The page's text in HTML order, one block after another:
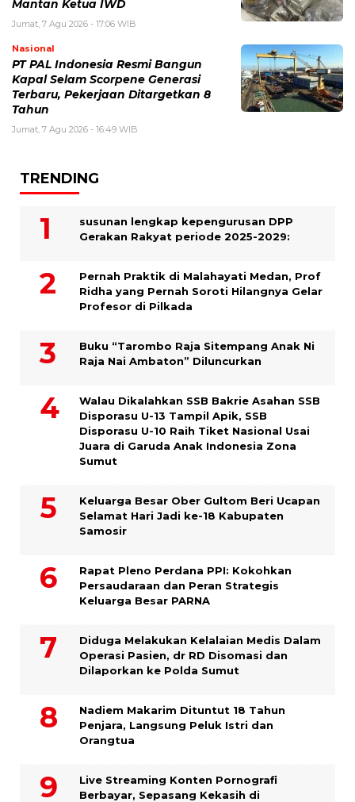
Mantan Ketua IWD
Jumat, 7 Agu 2026 - 17:06 WIB
Nasional
PT PAL Indonesia Resmi Bangun
Kapal Selam Scorpene Generasi
Terbaru, Pekerjaan Ditargetkan 8
Tahun
Jumat, 7 Agu 2026 - 16:49 WIB
TRENDING
susunan lengkap kepengurusan DPP
Gerakan Rakyat periode 2025-2029:
Pernah Praktik di Malahayati Medan, Prof
Ridha yang Pernah Soroti Hilangnya Gelar
Profesor di Pilkada
Buku “Tarombo Raja Sitempang Anak Ni
Raja Nai Ambaton” Diluncurkan
Walau Dikalahkan SSB Bakrie Asahan SSB
Disporasu U-13 Tampil Apik, SSB
Disporasu U-10 Raih Tiket Nasional Usai
Juara di Garuda Anak Indonesia Zona
Sumut
Keluarga Besar Ober Gultom Beri Ucapan
Selamat Hari Jadi ke-18 Kabupaten
Samosir
Rapat Pleno Perdana PPI: Kokohkan
Persaudaraan dan Peran Strategis
Keluarga Besar PARNA
Diduga Melakukan Kelalaian Medis Dalam
Operasi Pasien, dr RD Disomasi dan
Dilaporkan ke Polda Sumut
​Nadiem Makarim Dituntut 18 Tahun
Penjara, Langsung Peluk Istri dan
Orangtua
Live Streaming Konten Pornografi
Berbayar, Sepasang Kekasih di